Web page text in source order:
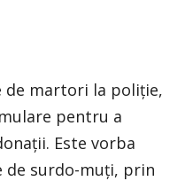
martori la poliţie,
pentru a
Este vorba
de surdo-muţi, prin